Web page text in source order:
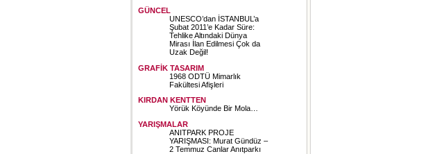
GÜNCEL
UNESCO’dan İSTANBUL’a
Şubat 2011’e Kadar Süre:
Tehlike Altındaki Dünya
Mirası İlan Edilmesi Çok da
Uzak Değil!
GRAFİK TASARIM
1968 ODTÜ Mimarlık
Fakültesi Afişleri
KIRDAN KENTTEN
Yörük Köyünde Bir Mola…
YARIŞMALAR
ANITPARK PROJE
YARIŞMASI: Murat Gündüz –
2 Temmuz Canlar Anıtparkı